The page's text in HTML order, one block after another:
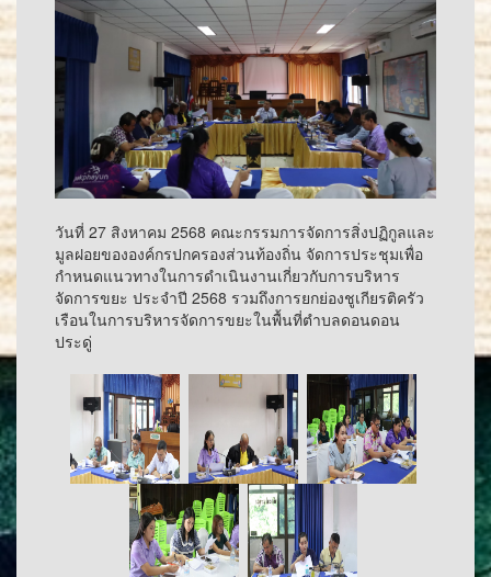
วันที่ 27 สิงหาคม 2568 คณะกรรมการจัดการสิ่งปฏิกูลและ
มูลฝอยขององค์กรปกครองส่วนท้องถิ่น จัดการประชุมเพื่อ
กำหนดแนวทางในการดำเนินงานเกี่ยวกับการบริหาร
จัดการขยะ ประจำปี 2568 รวมถึงการยกย่องชูเกียรติครัว
เรือนในการบริหารจัดการขยะในพื้นที่ตำบลดอนดอน
ประดู่